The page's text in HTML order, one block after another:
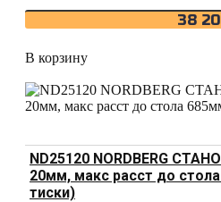
38
В корзину
ND25120 NORDBERG
20мм, макс расст до
тиски)